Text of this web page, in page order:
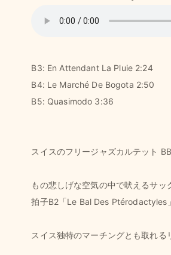
B3: En Attendant La Pluie 2:24
B4: Le Marché De Bogota 2:50
B5: Quasimodo 3:36
スイスのフリージャズカルテット
もの悲しげな空気の中で吠えるサ
拍子B2「Le Bal Des Ptérodactyles
スイス独特のマーチングとも取れ